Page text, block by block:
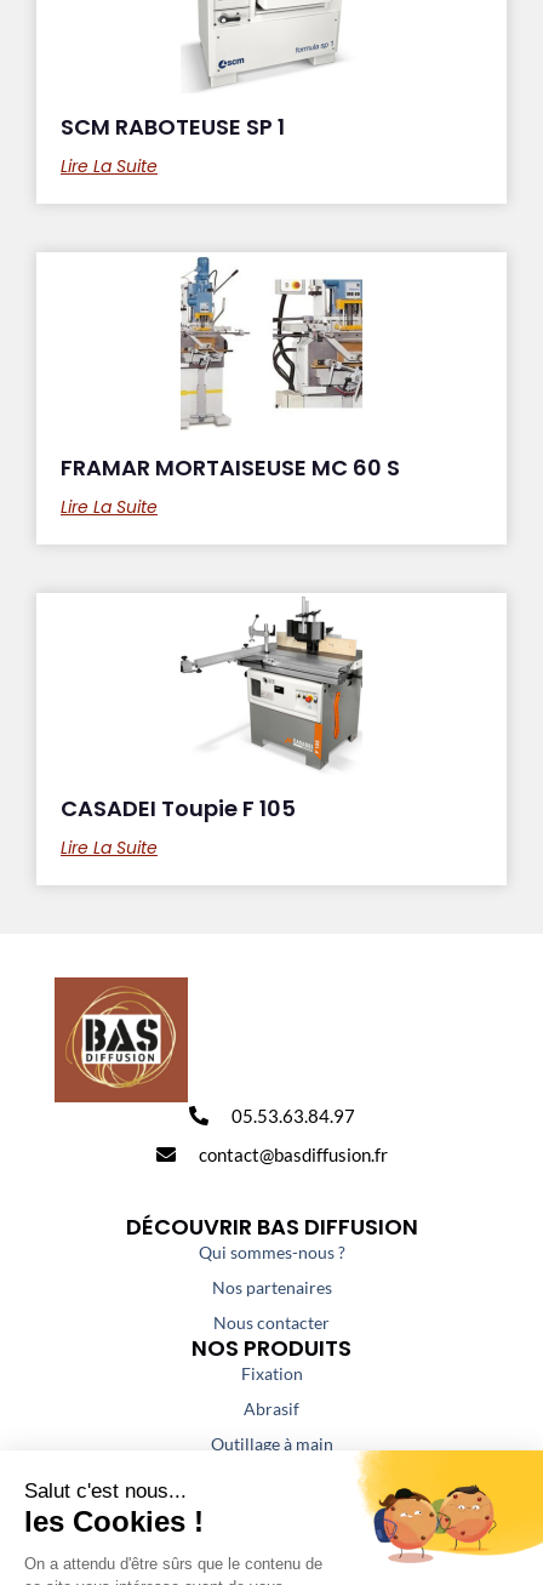
SCM RABOTEUSE SP 1
Lire La Suite
FRAMAR MORTAISEUSE MC 60 S
Lire La Suite
CASADEI Toupie F 105
Lire La Suite
05.53.63.84.97
contact@basdiffusion.fr
DÉCOUVRIR BAS DIFFUSION
Qui sommes-nous ?
Nos partenaires
Nous contacter
NOS PRODUITS
Fixation
Abrasif
Outillage à main
NOS PRESTATIONS